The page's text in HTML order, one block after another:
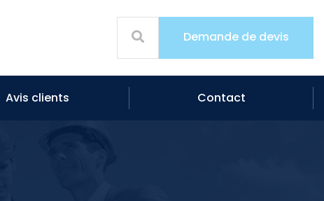
Demande de devis
Avis clients Contact